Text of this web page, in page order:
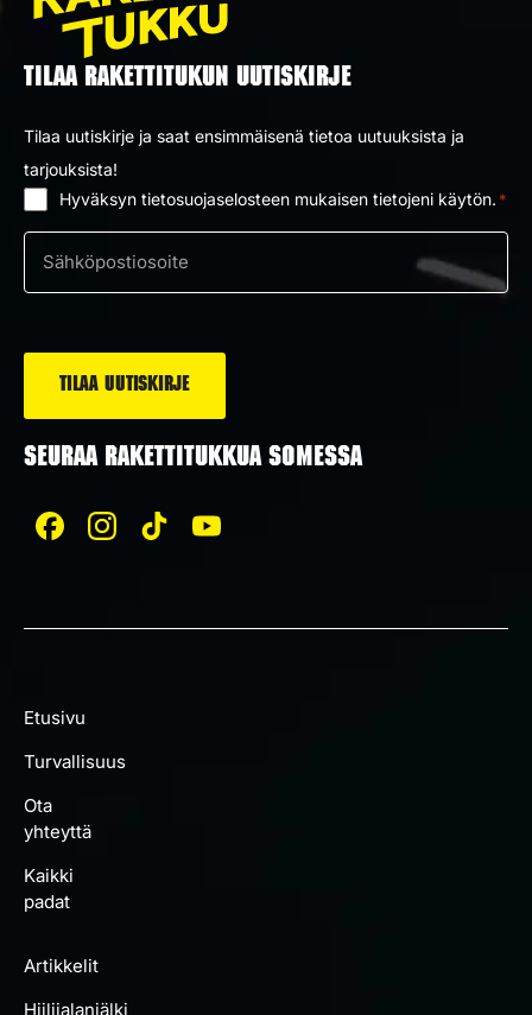
TILAA RAKETTITUKUN UUTISKIRJE
Tilaa uutiskirje ja saat ensimmäisenä tietoa uutuuksista ja
tarjouksista!
Hyväksyn tietosuojaselosteen mukaisen tietojeni käytön. *
Sähköposti
SEURAA RAKETTITUKKUA SOMESSA
Etusivu
Turvallisuus
Ota
yhteyttä
Kaikki
padat
Artikkelit
Hiilijalanjälki